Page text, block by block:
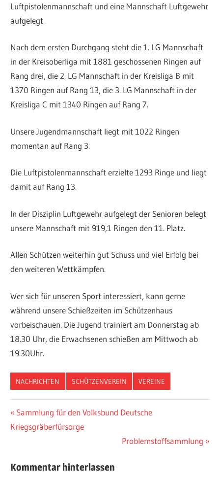
Luftpistolenmannschaft und eine Mannschaft Luftgewehr
aufgelegt.
Nach dem ersten Durchgang steht die 1. LG Mannschaft
in der Kreisoberliga mit 1881 geschossenen Ringen auf
Rang drei, die 2. LG Mannschaft in der Kreisliga B mit
1370 Ringen auf Rang 13, die 3. LG Mannschaft in der
Kreisliga C mit 1340 Ringen auf Rang 7.
Unsere Jugendmannschaft liegt mit 1022 Ringen
momentan auf Rang 3.
Die Luftpistolenmannschaft erzielte 1293 Ringe und liegt
damit auf Rang 13.
In der Disziplin Luftgewehr aufgelegt der Senioren belegt
unsere Mannschaft mit 919,1 Ringen den 11. Platz.
Allen Schützen weiterhin gut Schuss und viel Erfolg bei
den weiteren Wettkämpfen.
Wer sich für unseren Sport interessiert, kann gerne
während unsere Schießzeiten im Schützenhaus
vorbeischauen. Die Jugend trainiert am Donnerstag ab
18.30 Uhr, die Erwachsenen schießen am Mittwoch ab
19.30Uhr.
NACHRICHTEN SCHÜTZENVEREIN VEREINE
Beitragsnavigation
Vorheriger
Beitrag:
Sammlung für den Volksbund Deutsche
Kriegsgräberfürsorge
Nächster
Problemstoffsammlung
Kommentar hinterlassen